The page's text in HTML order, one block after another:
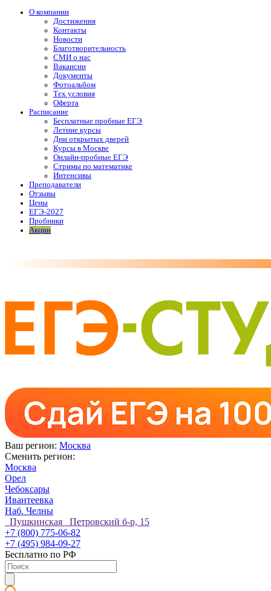
О компании
Достижения
Контакты
Новости
Благотворительность
СМИ о нас
Вакансии
Документы
Фотоальбом
Тех условия
Оферта
Расписание
Бесплатные пробные ЕГЭ
Летние курсы
Дни открытых дверей
Курсы в Москве
Онлайн-пробные ЕГЭ
Стримы по математике
Интенсивы
Преподаватели
Отзывы
Цены
ЕГЭ-2027
Пробники
Акции
Ваш регион: Москва
Сменить регион:
Москва
Орел
Чебоксары
Ивантеевка
Наб. Челны
Пушкинская Петровский б-р, 15
+7 (800) 775-06-82
+7 (495) 984-09-27
Бесплатно по РФ